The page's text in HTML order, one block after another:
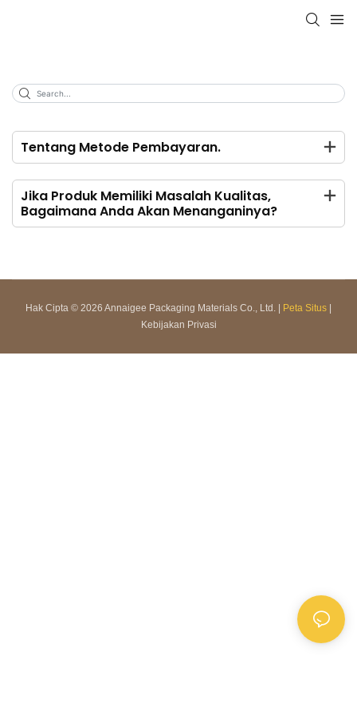
Tentang Metode Pembayaran.
Jika Produk Memiliki Masalah Kualitas,
Bagaimana Anda Akan Menanganinya?
Hak Cipta © 2026 Annaigee Packaging Materials Co., Ltd. | Peta Situs
Kebijakan Privasi